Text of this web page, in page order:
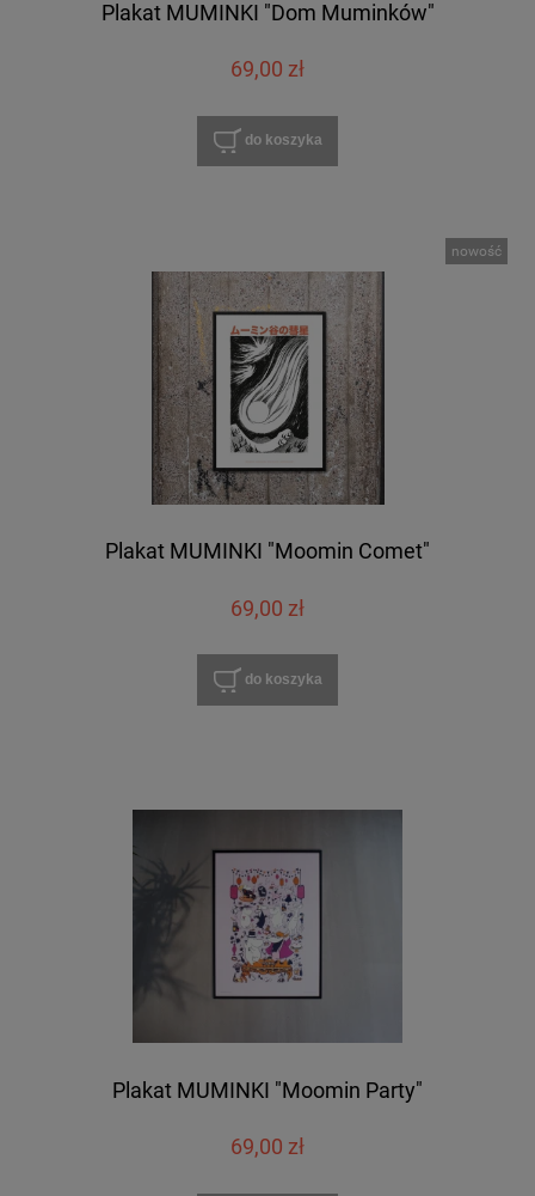
Plakat MUMINKI "Dom Muminków"
69,00 zł
do koszyka
Plakat MUMINKI "Moomin Comet"
69,00 zł
do koszyka
nowość
Plakat MUMINKI "Moomin Party"
69,00 zł